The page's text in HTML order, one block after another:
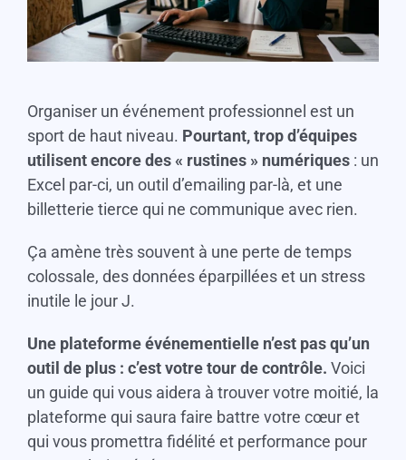
Organiser un événement professionnel est un
sport de haut niveau. Pourtant, trop d’équipes
utilisent encore des « rustines » numériques: un
Excel par-ci, un outil d’emailing par-là, et une
billetterie tierce qui ne communique avec rien.
Ça amène très souvent à une perte de temps
colossale, des données éparpillées et un stress
inutile le jour J.
Une plateforme événementielle n’est pas qu’un
outil de plus : c’est votre tour de contrôle. Voici
un guide qui vous aidera à trouver votre moitié, la
plateforme qui saura faire battre votre cœur et
qui vous promettra fidélité et performance pour